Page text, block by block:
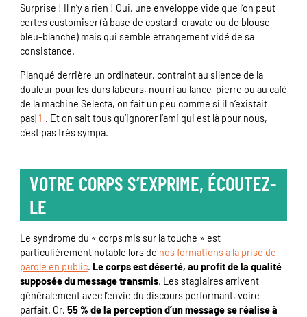
Surprise ! Il n’y a rien ! Oui, une enveloppe vide que l’on peut
certes customiser (à base de costard-cravate ou de blouse
bleu-blanche) mais qui semble étrangement vidé de sa
consistance.
Planqué derrière un ordinateur, contraint au silence de la
douleur pour les durs labeurs, nourri au lance-pierre ou au café
de la machine Selecta, on fait un peu comme si il n’existait
pas[1]. Et on sait tous qu’ignorer l’ami qui est là pour nous,
c’est pas très sympa.
VOTRE CORPS S’EXPRIME, ÉCOUTEZ-
LE
Le syndrome du « corps mis sur la touche » est
particulièrement notable lors de nos formations à la prise de
parole en public. Le corps est déserté, au profit de la qualité
supposée du message transmis. Les stagiaires arrivent
généralement avec l’envie du discours performant, voire
parfait. Or, 55 % de la perception d’un message se réalise à